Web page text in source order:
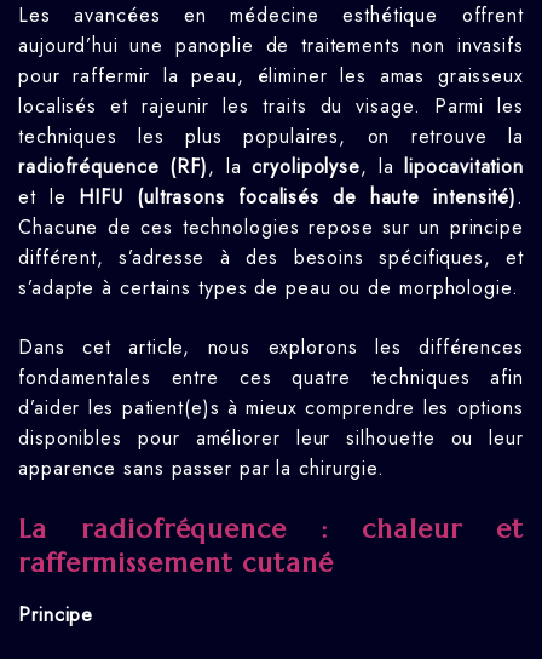
Les avancées en médecine esthétique offrent
aujourd’hui une panoplie de traitements non invasifs
pour raffermir la peau, éliminer les amas graisseux
localisés et rajeunir les traits du visage. Parmi les
techniques les plus populaires, on retrouve la
radiofréquence (RF), lacryolipolyse, lalipocavitation
et le HIFU (ultrasons focalisés de haute intensité).
Chacune de ces technologies repose sur un principe
différent, s’adresse à des besoins spécifiques, et
s’adapte à certains types de peau ou de morphologie.
Dans cet article, nous explorons les différences
fondamentales entre ces quatre techniques afin
d’aider les patient(e)s à mieux comprendre les options
disponibles pour améliorer leur silhouette ou leur
apparence sans passer par la chirurgie.
La radiofréquence : chaleur et
raffermissement cutané
Principe